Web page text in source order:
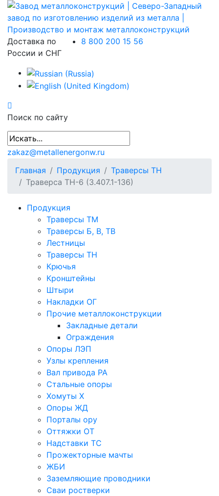
Доставка по
России и СНГ
8 800 200 15 56
Поиск по сайту
zakaz@metallenergonw.ru
Главная
Продукция
Траверсы ТН
Траверса ТН-6 (3.407.1-136)
Продукция
Траверсы ТМ
Траверсы Б, В, ТВ
Лестницы
Траверсы ТН
Крючья
Кронштейны
Штыри
Накладки ОГ
Прочие металлоконструкции
Закладные детали
Ограждения
Опоры ЛЭП
Узлы крепления
Вал привода РА
Стальные опоры
Хомуты Х
Опоры ЖД
Порталы ору
Оттяжки ОТ
Надставки ТС
Прожекторные мачты
ЖБИ
Заземляющие проводники
Сваи ростверки